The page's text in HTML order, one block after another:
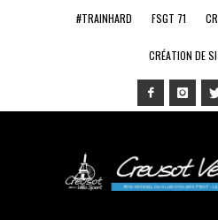
#TRAINHARD FSGT 71
CRÉATION DE